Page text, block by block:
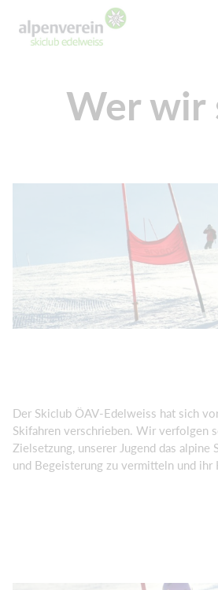
Wer wir
Der Skiclub ÖAV-Edelweiss hat sich
Skifahren verschrieben. Wir verfolgen
Zielsetzung, unserer Jugend das alpine
und Begeisterung zu vermitteln und ihr